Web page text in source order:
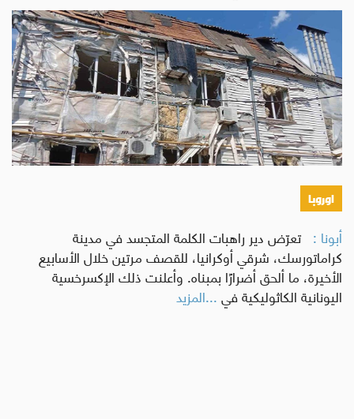
اوروبا
أبونا : تعرّض دير راهبات الكلمة المتجسد في مدينة
كراماتورسك، شرقي أوكرانيا، للقصف مرتين خلال الأسابيع
الأخيرة، ما ألحق أضرارًا بمبناه. وأعلنت ذلك الإكسرخسية
اليونانية الكاثوليكية في...المزيد